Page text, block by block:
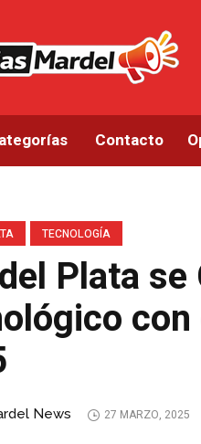
Contacto
TECNOLOGÍA
Plata
News 27 MARZO, 2025